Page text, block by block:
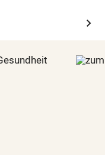
chevron_right